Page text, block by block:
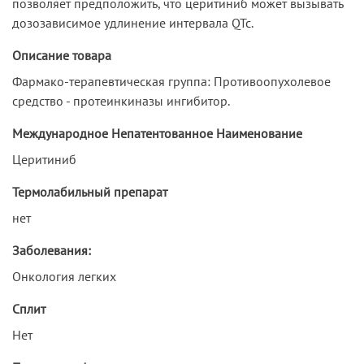
дозозависимое удлинение интервала QTc.
Описание товара
Фармако-терапевтическая группа: Противоопухолевое
средство - протеинкиназы ингибитор.
Международное Непатентованное Наименование
Церитиниб
Термолабильный препарат
нет
Заболевания:
Онкология легких
Сплит
Нет